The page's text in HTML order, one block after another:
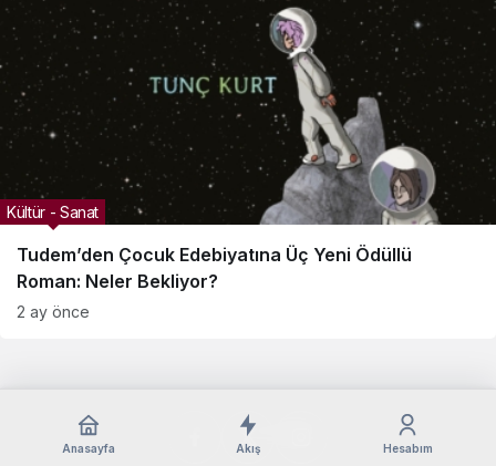
Tudem’den Çocuk Edebiyatına Üç Yeni Ödüllü
Roman: Neler Bekliyor?
Kültür - Sanat
2 ay önce
Anasayfa Akış Hesabım